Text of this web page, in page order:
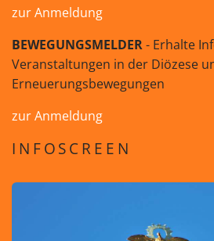
zur Anmeldung
BEWEGUNGSMELDER- Erhalte
Veranstaltungen in der Diözese
Erneuerungsbewegungen
zur Anmeldung
INFOSCREEN